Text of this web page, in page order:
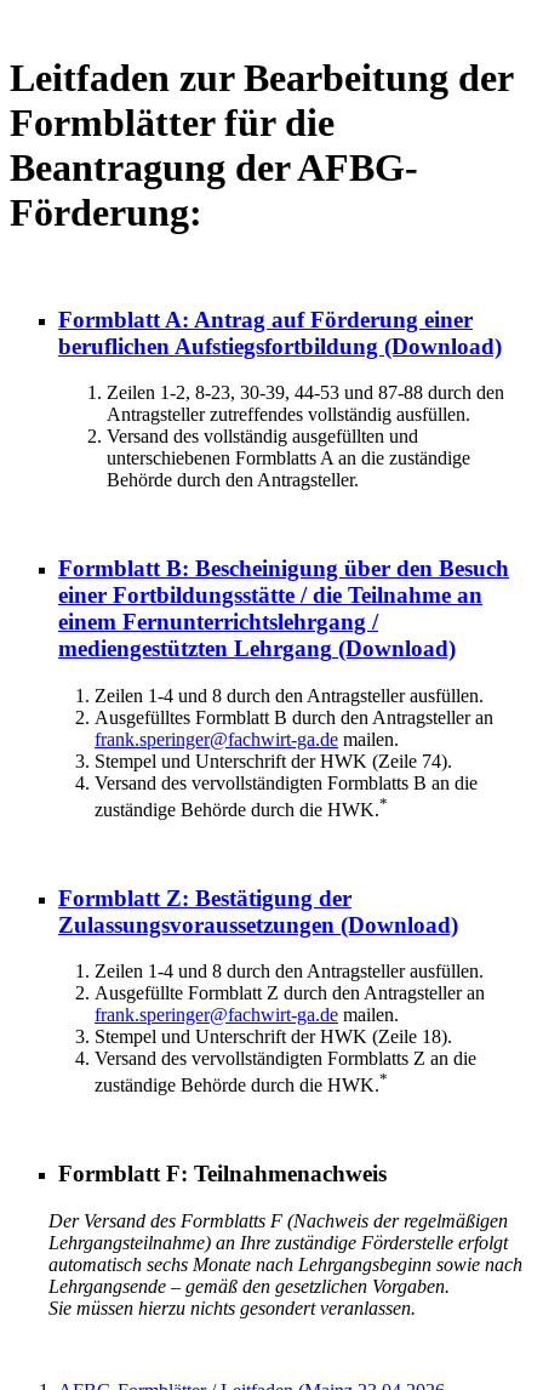
Leitfaden zur Bearbeitung der
Formblätter für die
Beantragung der AFBG-
Förderung:
Formblatt A: Antrag auf Förderung einer
beruflichen Aufstiegsfortbildung (Download)
Zeilen 1-2, 8-23, 30-39, 44-53 und 87-88 durch den
Antragsteller zutreffendes vollständig ausfüllen.
Versand des vollständig ausgefüllten und
unterschiebenen Formblatts A an die zuständige
Behörde durch den Antragsteller.
Formblatt B: Bescheinigung über den Besuch
einer Fortbildungsstätte / die Teilnahme an
einem Fernunterrichtslehrgang /
mediengestützten Lehrgang (Download)
Zeilen 1-4 und 8 durch den Antragsteller ausfüllen.
Ausgefülltes Formblatt B durch den Antragsteller an
frank.speringer@fachwirt-ga.de mailen.
Stempel und Unterschrift der HWK (Zeile 74).
Versand des vervollständigten Formblatts B an die
zuständige Behörde durch die HWK.*
Formblatt Z: Bestätigung der
Zulassungsvoraussetzungen (Download)
Zeilen 1-4 und 8 durch den Antragsteller ausfüllen.
Ausgefüllte Formblatt Z durch den Antragsteller an
frank.speringer@fachwirt-ga.de mailen.
Stempel und Unterschrift der HWK (Zeile 18).
Versand des vervollständigten Formblatts Z an die
zuständige Behörde durch die HWK.*
Formblatt F: Teilnahmenachweis
Der Versand des Formblatts F (Nachweis der regelmäßigen
Lehrgangsteilnahme) an Ihre zuständige Förderstelle erfolgt
automatisch sechs Monate nach Lehrgangsbeginn sowie nach
Lehrgangsende – gemäß den gesetzlichen Vorgaben.
Sie müssen hierzu nichts gesondert veranlassen.